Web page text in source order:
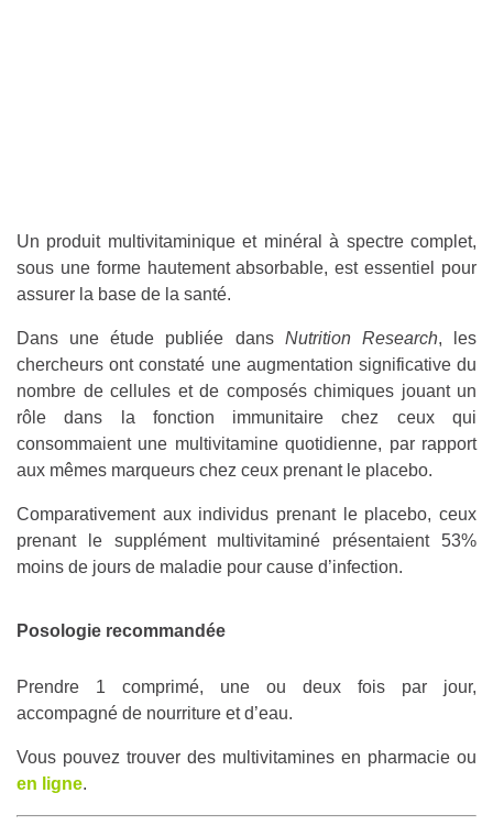
Un produit multivitaminique et minéral à spectre complet,
sous une forme hautement absorbable, est essentiel pour
assurer la base de la santé.
Dans une étude publiée dans Nutrition Research, les
chercheurs ont constaté une augmentation significative du
nombre de cellules et de composés chimiques jouant un
rôle dans la fonction immunitaire chez ceux qui
consommaient une multivitamine quotidienne, par rapport
aux mêmes marqueurs chez ceux prenant le placebo.
Comparativement aux individus prenant le placebo, ceux
prenant le supplément multivitaminé présentaient 53%
moins de jours de maladie pour cause d’infection.
Posologie recommandée
Prendre 1 comprimé, une ou deux fois par jour,
accompagné de nourriture et d’eau.
Vous pouvez trouver des multivitamines en pharmacie ou
en ligne.